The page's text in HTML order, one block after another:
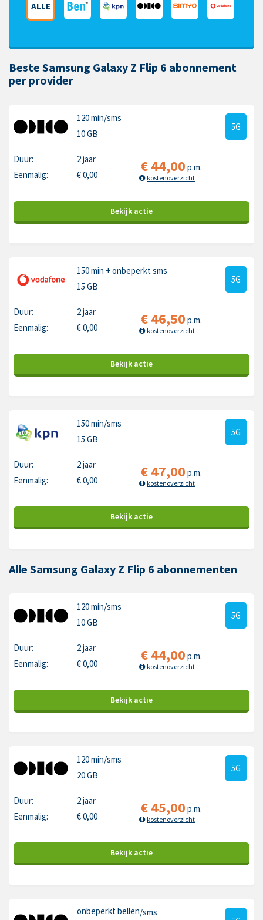
ALLE
Beste Samsung Galaxy Z Flip 6 abonnement
per provider
120 min/sms
10 GB
5G
Duur:
2 jaar
Eenmalig:
€0,00 €44,00 p.m.
kostenoverzicht
Bekijk actie
150 min + onbeperkt sms
15 GB
5G
Duur:
2 jaar
Eenmalig:
€0,00 €46,50 p.m.
kostenoverzicht
Bekijk actie
150 min/sms
15 GB
5G
Duur:
2 jaar
Eenmalig:
€0,00 €47,00 p.m.
kostenoverzicht
Bekijk actie
Alle Samsung Galaxy Z Flip 6 abonnementen
120 min/sms
10 GB
5G
Duur:
2 jaar
Eenmalig:
€0,00 €44,00 p.m.
kostenoverzicht
Bekijk actie
120 min/sms
20 GB
5G
Duur:
2 jaar
Eenmalig:
€0,00 €45,00 p.m.
kostenoverzicht
Bekijk actie
onbeperkt bellen/sms